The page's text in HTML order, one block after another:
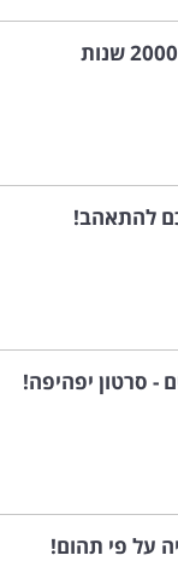
יום בחיי סביליה: 2000 שנות
להתאהב!
- סרטון יפהיפה!
על פי תהום!